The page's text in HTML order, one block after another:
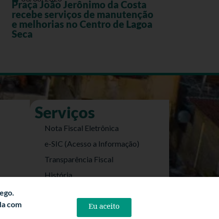
Praça João Jerônimo da Costa
recebe serviços de manutenção
e melhorias no Centro de Lagoa
Seca
Serviços
Nota Fiscal Eletrônica
e-SIC (Acesso a Informação)
Transparência Fiscal
História
Politica de Privacidade
com
Eu aceito